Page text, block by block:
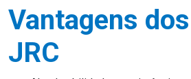
Vantagens
JRC